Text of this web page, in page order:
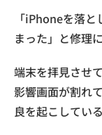
「iPhoneを落
まった」と修理
端末を拝見させ
影響画面が割れ
良を起こしてい